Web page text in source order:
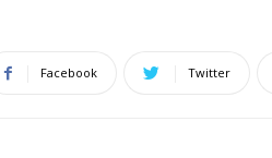
Facebook Twitter